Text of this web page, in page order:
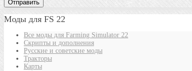
Моды для FS 22
Все моды для Farming Simulator 22
Скрипты и дополнения
Русские и советские моды
Тракторы
Карты